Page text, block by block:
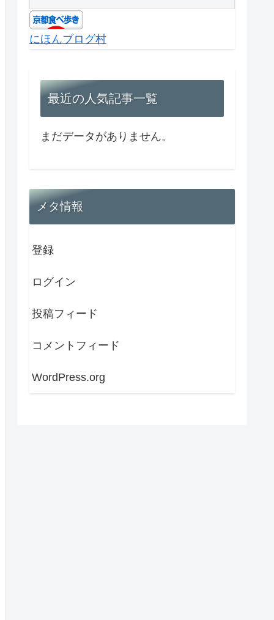
にほんブログ村
最近の人気記事一覧
まだデータがありません。
メタ情報
登録
ログイン
投稿フィード
コメントフィード
WordPress.org